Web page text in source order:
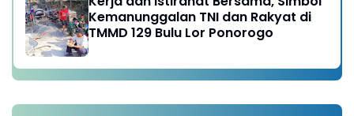
Kemanunggalan TNI dan Rakyat di
TMMD 129 Bulu Lor Ponorogo